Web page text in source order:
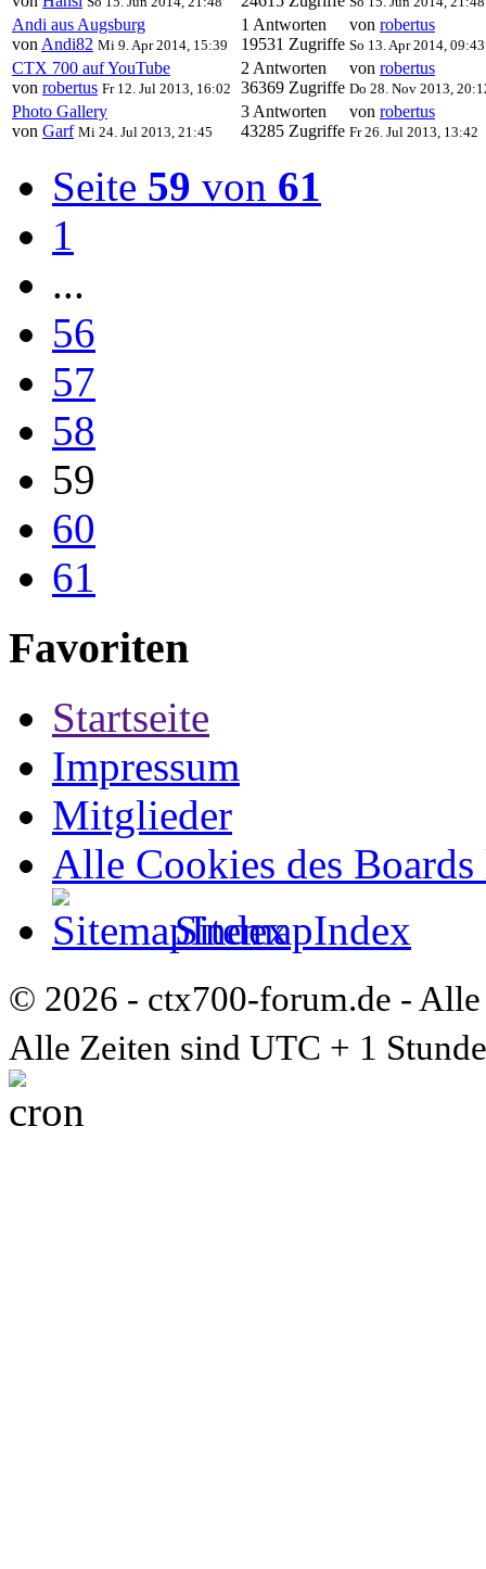
Andi aus Augsburg
von Andi82 Mi 9. Apr 2014, 15:39
1 Antworten
19531 Zugriffe
von robertus
So 13. Apr 2014, 09:43
CTX 700 auf YouTube
von robertus Fr 12. Jul 2013, 16:02
2 Antworten
36369 Zugriffe
von robertus
Do 28. Nov 2013,
Photo Gallery
von Garf Mi 24. Jul 2013, 21:45
3 Antworten
43285 Zugriffe
von robertus
Fr 26. Jul 2013, 13:42
Seite 59 von 61
1
...
56
57
58
59
60
61
Favoriten
Startseite
Impressum
Mitglieder
Alle Cookies des Boards
SitemapIndex
© 2026 - ctx700-forum.de -
Alle Zeiten sind UTC + 1